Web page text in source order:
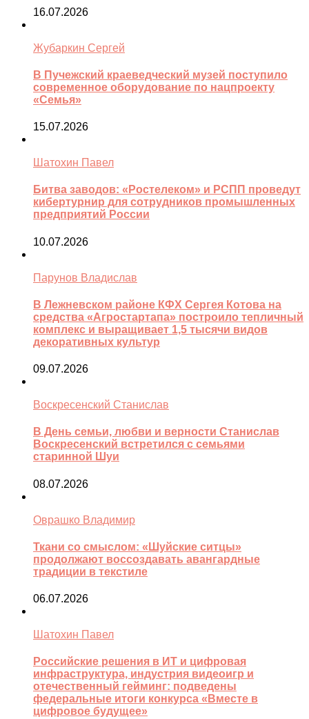
16.07.2026
Жубаркин Сергей
В Пучежский краеведческий музей поступило
современное оборудование по нацпроекту
«Семья»
15.07.2026
Шатохин Павел
Битва заводов: «Ростелеком» и РСПП проведут
кибертурнир для сотрудников промышленных
предприятий России
10.07.2026
Парунов Владислав
В Лежневском районе КФХ Сергея Котова на
средства «Агростартапа» построило тепличный
комплекс и выращивает 1,5 тысячи видов
декоративных культур
09.07.2026
Воскресенский Станислав
В День семьи, любви и верности Станислав
Воскресенский встретился с семьями
старинной Шуи
08.07.2026
Оврашко Владимир
Ткани со смыслом: «Шуйские ситцы»
продолжают воссоздавать авангардные
традиции в текстиле
06.07.2026
Шатохин Павел
Российские решения в ИТ и цифровая
инфраструктура, индустрия видеоигр и
отечественный гейминг: подведены
федеральные итоги конкурса «Вместе в
цифровое будущее»